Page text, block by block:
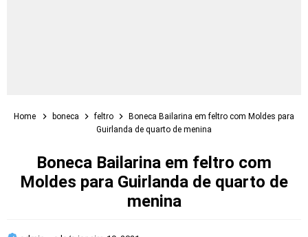
Home boneca feltro
Boneca Bailarina em feltro com Moldes para
Guirlanda de quarto de menina
Boneca Bailarina em feltro com
Moldes para Guirlanda de quarto de
menina